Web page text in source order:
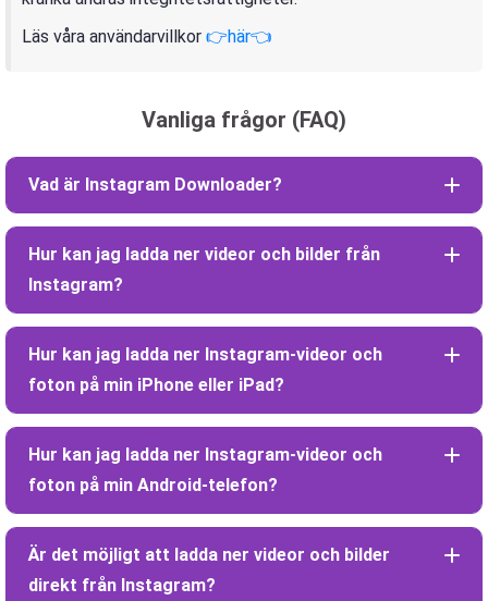
Läs våra användarvillkor 👉här👈
Vanliga frågor (FAQ)
Vad är Instagram Downloader?
Hur kan jag ladda ner videor och bilder från
Instagram?
Hur kan jag ladda ner Instagram-videor och
foton på min iPhone eller iPad?
Hur kan jag ladda ner Instagram-videor och
foton på min Android-telefon?
Är det möjligt att ladda ner videor och bilder
direkt från Instagram?